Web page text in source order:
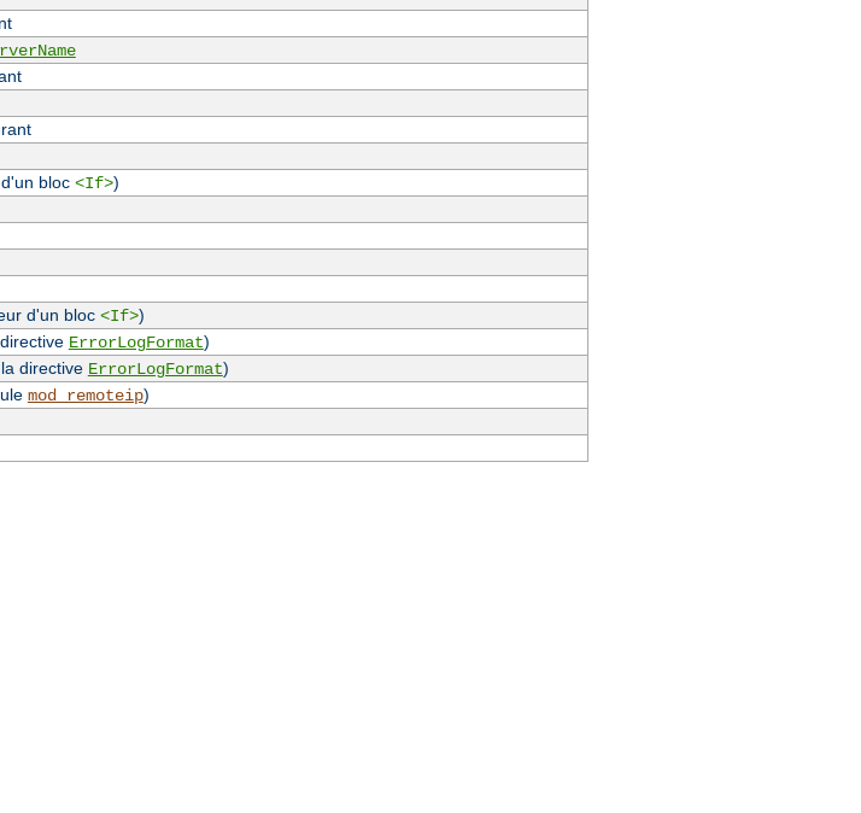
bloc <If>)
d'un bloc <If>)
ErrorLogFormat)
directive ErrorLogFormat)
mod_remoteip)